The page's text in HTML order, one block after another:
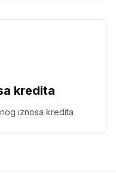
kredita
iznosa kredita